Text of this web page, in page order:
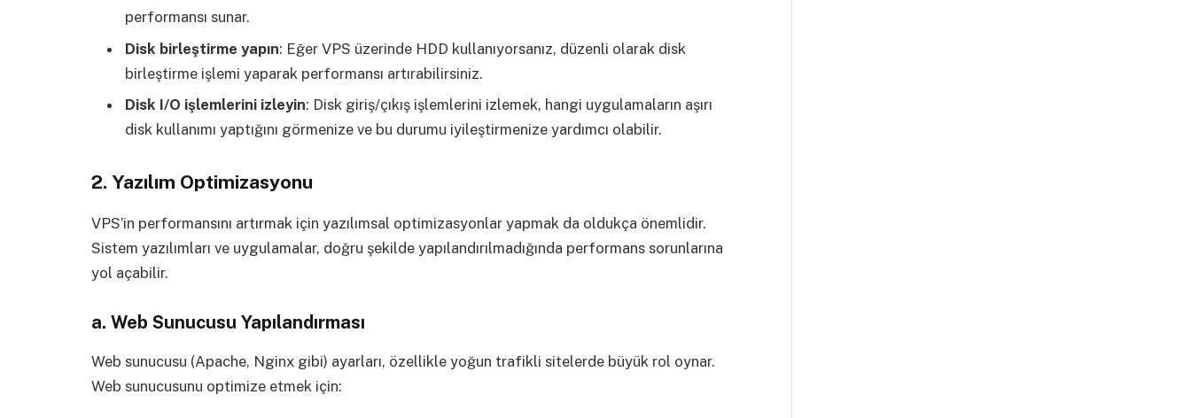
performansı sunar.
Disk birleştirme yapın: Eğer VPS üzerinde HDD kullanıyorsanız, düzenli olarak disk
birleştirme işlemi yaparak performansı artırabilirsiniz.
Disk I/O işlemlerini izleyin: Disk giriş/çıkış işlemlerini izlemek, hangi uygulamaların aşırı
disk kullanımı yaptığını görmenize ve bu durumu iyileştirmenize yardımcı olabilir.
2. Yazılım Optimizasyonu
VPS’in performansını artırmak için yazılımsal optimizasyonlar yapmak da oldukça önemlidir.
Sistem yazılımları ve uygulamalar, doğru şekilde yapılandırılmadığında performans sorunlarına
yol açabilir.
a. Web Sunucusu Yapılandırması
Web sunucusu (Apache, Nginx gibi) ayarları, özellikle yoğun trafikli sitelerde büyük rol oynar.
Web sunucusunu optimize etmek için: